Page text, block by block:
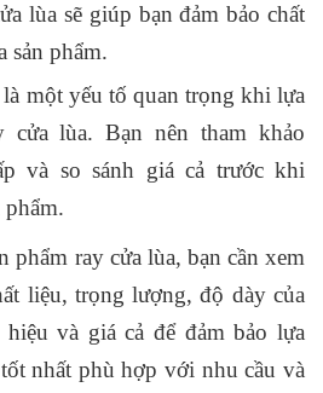
lùa sẽ giúp bạn đảm bảo chất
sản phẩm.
là một yếu tố quan trọng khi lựa
cửa lùa. Bạn nên tham khảo
và so sánh giá cả trước khi
phẩm ray cửa lùa, bạn cần xem
liệu, trọng lượng, độ dày của
và giá cả để đảm bảo lựa
nhất phù hợp với nhu cầu và